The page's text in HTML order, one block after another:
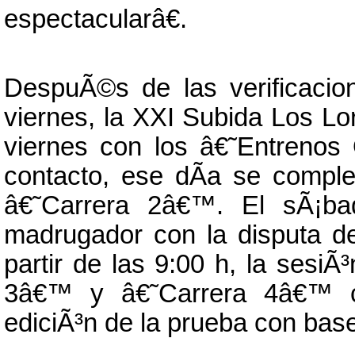
espectacularâ€.
DespuÃ©s de las
viernes, la XXI Subida Los
viernes con los
contacto, ese dÃ­a se
â€˜Carrera 2â€™. El
madrugador con la disputa
partir de las 9:00 h, la
3â€™ y â€˜Carrera 4â€™
ediciÃ³n de la prueba con